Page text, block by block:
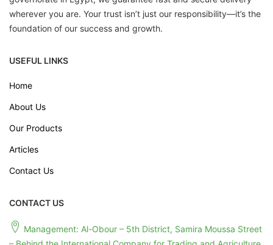
wherever you are. Your trust isn’t just our responsibility—it’s the
foundation of our success and growth.
USEFUL LINKS
Home
About Us
Our Products
Articles
Contact Us
CONTACT US
Management: Al-Obour – 5th District, Samira Moussa Street